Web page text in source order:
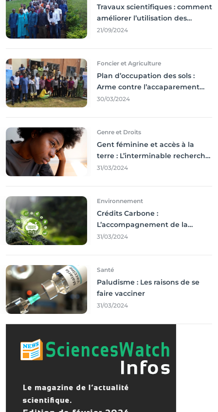
Travaux scientifiques : comment
améliorer l’utilisation des
résultats coince
21/09/2024
Foncier et Agriculture
Plan d’occupation des sols :
Arme contre l’accaparement
des terres
30/03/2024
Genre et Droits
Gent féminine et accès à la
terre : L’interminable recherche
des droits
31/03/2024
Environnement
Crédits Carbone :
L’accompagnement de la
Francophonie
31/03/2024
Santé
Paludisme : Les raisons de se
faire vacciner
31/03/2024